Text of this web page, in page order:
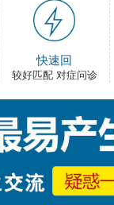
服务好热情，看
错。
报告单，也不用
快速回
较好匹配 对症问诊